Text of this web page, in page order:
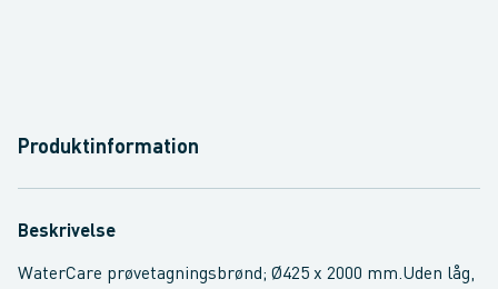
Produktinformation
Beskrivelse
WaterCare prøvetagningsbrønd; Ø425 x 2000 mm.Uden låg,